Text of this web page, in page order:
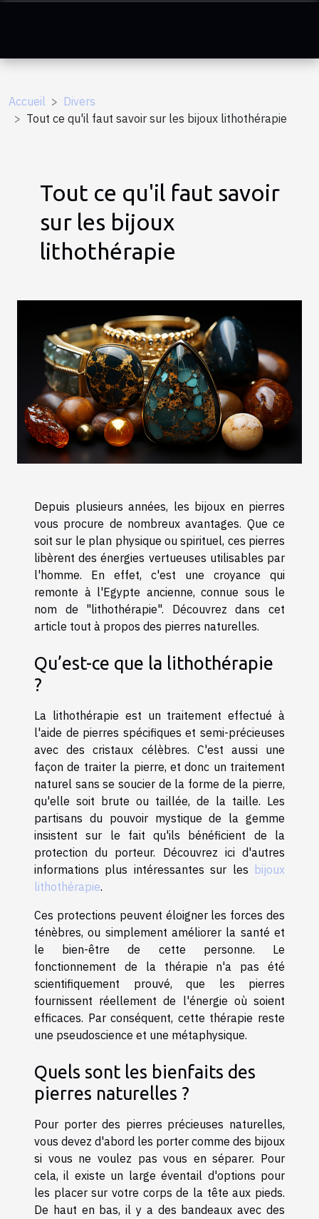
Accueil
Divers
Tout ce qu'il faut savoir sur les bijoux lithothérapie
Tout ce qu'il faut savoir
sur les bijoux
lithothérapie
Depuis plusieurs années, les bijoux en pierres
vous procure de nombreux avantages. Que ce
soit sur le plan physique ou spirituel, ces pierres
libèrent des énergies vertueuses utilisables par
l'homme. En effet, c'est une croyance qui
remonte à l'Egypte ancienne, connue sous le
nom de "lithothérapie". Découvrez dans cet
article tout à propos des pierres naturelles.
Qu’est-ce que la lithothérapie
?
La lithothérapie est un traitement effectué à
l'aide de pierres spécifiques et semi-précieuses
avec des cristaux célèbres. C'est aussi une
façon de traiter la pierre, et donc un traitement
naturel sans se soucier de la forme de la pierre,
qu'elle soit brute ou taillée, de la taille. Les
partisans du pouvoir mystique de la gemme
insistent sur le fait qu'ils bénéficient de la
protection du porteur. Découvrez ici d'autres
informations plus intéressantes sur les bijoux
lithothérapie.
Ces protections peuvent éloigner les forces des
ténèbres, ou simplement améliorer la santé et
le bien-être de cette personne. Le
fonctionnement de la thérapie n'a pas été
scientifiquement prouvé, que les pierres
fournissent réellement de l'énergie où soient
efficaces. Par conséquent, cette thérapie reste
une pseudoscience et une métaphysique.
Quels sont les bienfaits des
pierres naturelles ?
Pour porter des pierres précieuses naturelles,
vous devez d'abord les porter comme des bijoux
si vous ne voulez pas vous en séparer. Pour
cela, il existe un large éventail d'options pour
les placer sur votre corps de la tête aux pieds.
De haut en bas, il y a des bandeaux avec des